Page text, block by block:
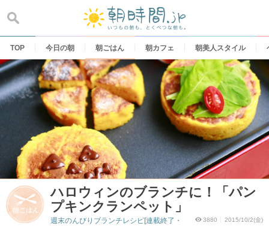
content
TOP 今日の朝 朝ごはん 朝カフェ 朝美人スタイル
ハロウィンのブランチに！「パン
プキンクランペット」
3880 2015/10/2(金)
週末のんびりブランチレシピ[連載終了・